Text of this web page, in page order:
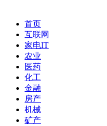
首页
互联网
家电IT
农业
医药
化工
金融
房产
机械
矿产